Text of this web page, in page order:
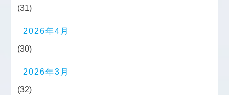
(31)
2026年4月
(30)
2026年3月
(32)